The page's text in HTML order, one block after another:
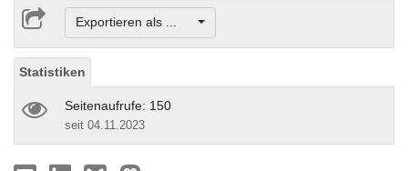
Exportieren als ...
Statistiken
Seitenaufrufe: 150
seit 04.11.2023